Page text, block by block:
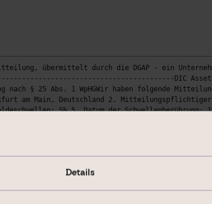
Details
übermittelt durch die DGAP - ein
DIC Asset
nach § 25 Abs. 1 WpHGWir haben folgende
am Main, Deutschland 2.
5% 5. Datum der
zum Stimmrechtsanteil: Stimmrechtsanteil
0,00% (entspricht: 0
AGDer Vorstand26.09.2013 Die DGAP
Medienarchive unter www.dgap-medientreff.de
Eschersheimer Landstr. 223 60320 Frankfurt